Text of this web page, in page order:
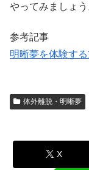
やってみましょう
参考記事
明晰夢を体験す
体外離脱・明晰夢
X